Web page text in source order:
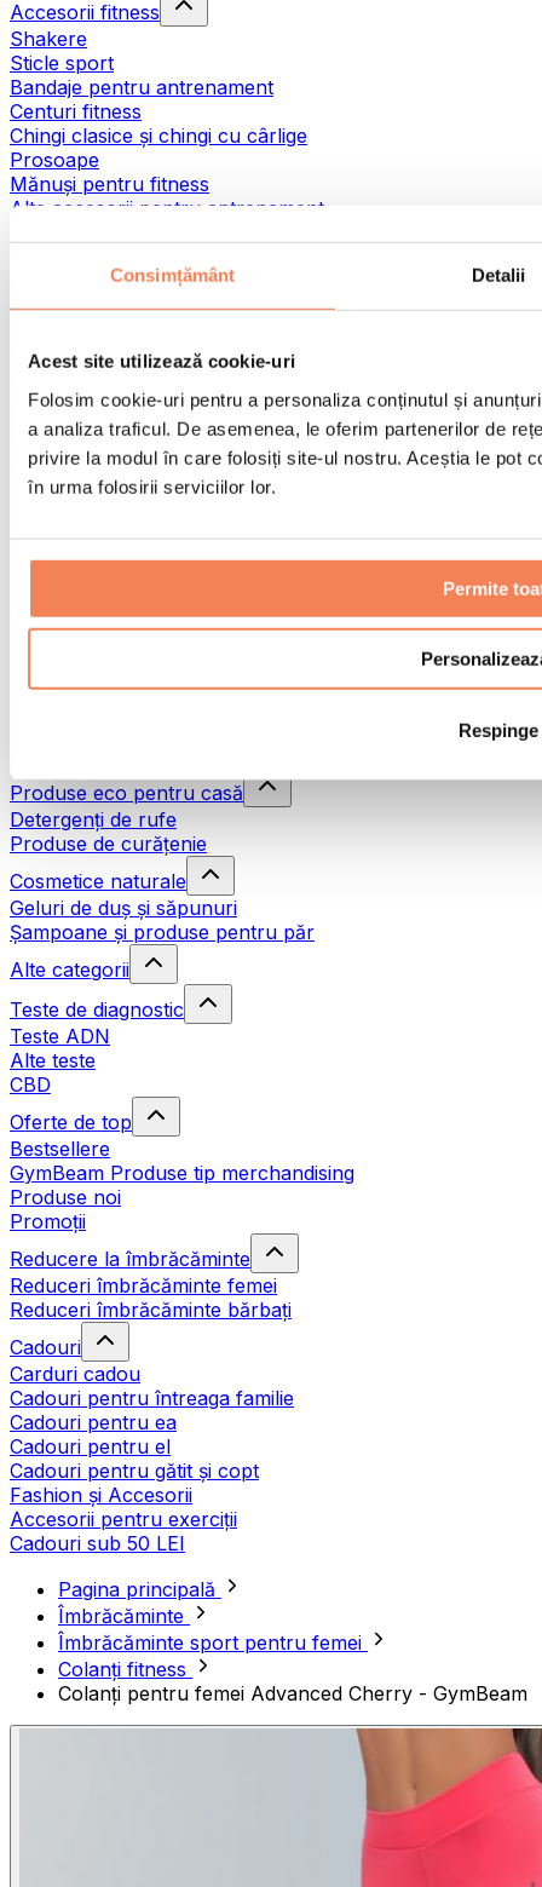
Consimțământ Detalii
Acest site utilizează cookie-uri
Folosim cookie-uri pentru a personaliza conținutul și
a analiza traficul. De asemenea, le oferim partenerilor de
privire la modul în care folosiți site-ul nostru. Aceștia le pot
în urma folosirii serviciilor lor.
Permite
Respinge
Accesorii fitness
Shakere
Sticle sport
Bandaje pentru antrenament
Centuri fitness
Chingi clasice și chingi cu cârlige
Prosoape
Mănuși pentru fitness
Alte accesorii pentru antrenament
Ajutoare pentru reabilitare
Pistoale de masaj
Genți și accesorii pentru alimente
Genți pentru sala de sport
Rucsacuri
Accesorii în funcție de activitate
Sporturi de contact
Terapie prin frig
Produse eco pentru casă
Detergenți de rufe
Produse de curățenie
Cosmetice naturale
Geluri de duș și săpunuri
Șampoane și produse pentru păr
Alte categorii
Teste de diagnostic
Teste ADN
Alte teste
CBD
Oferte de top
Bestsellere
GymBeam Produse tip merchandising
Produse noi
Promoții
Reducere la îmbrăcăminte
Reduceri îmbrăcăminte femei
Reduceri îmbrăcăminte bărbați
Cadouri
Carduri cadou
Cadouri pentru întreaga familie
Cadouri pentru ea
Cadouri pentru el
Cadouri pentru gătit și copt
Fashion și Accesorii
Accesorii pentru exerciții
Cadouri sub 50 LEI
Pagina principală
Îmbrăcăminte
Îmbrăcăminte sport pentru femei
Colanți fitness
Colanți pentru femei Advanced Cherry - GymBeam